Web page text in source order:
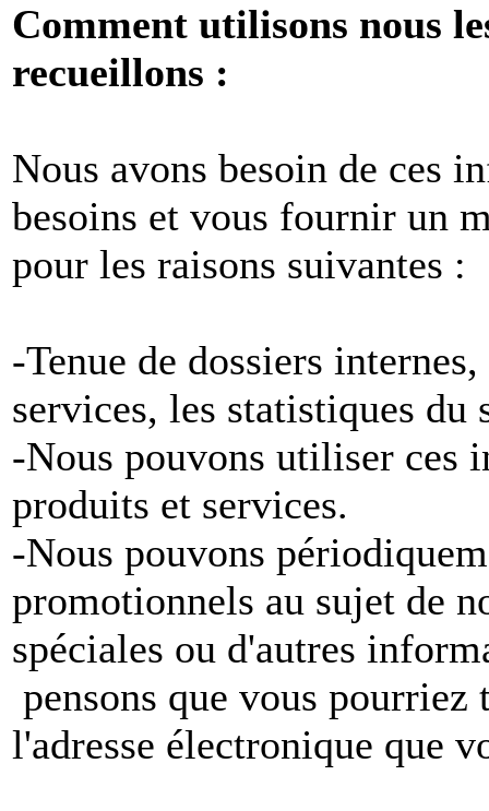
Comment utilisons nous
recueillons :
Nous avons besoin de ces
besoins et vous fournir un
pour les raisons suivantes :
-Tenue de dossiers
services, les statistiques du
-Nous pouvons utiliser ces
produits et services.
-Nous pouvons
promotionnels au sujet de
spéciales ou d'autres
pensons que vous
l'adresse électronique que